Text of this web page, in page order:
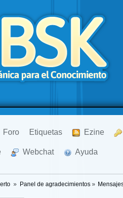
Foro Etiquetas Ezine
Webchat Ayuda
» Panel de agradecimientos»